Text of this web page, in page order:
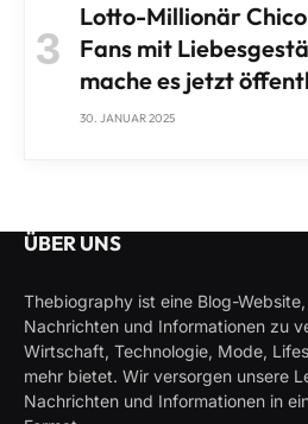
Lotto-Millionär
Fans mit
mache es jetzt
30. JANUAR 2025
ÜBER UNS
Thebiography ist eine Blog-
Nachrichten und Informationen zu
Wirtschaft, Technologie, Mode,
mehr bietet. Wir versorgen unsere
Nachrichten und Informationen in